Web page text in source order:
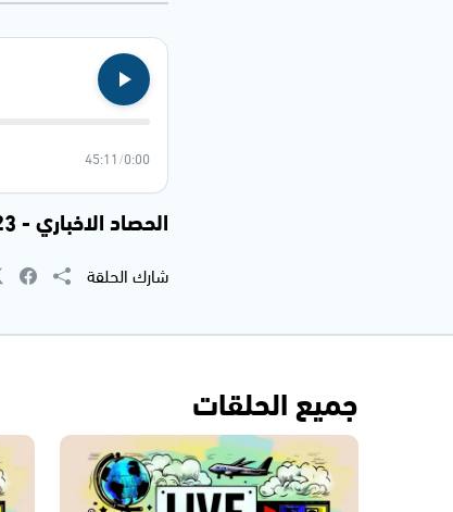
0:00
/
45:11
الحصاد الاخباري - 24.01.2023
شارك الحلقة
جميع الحلقات